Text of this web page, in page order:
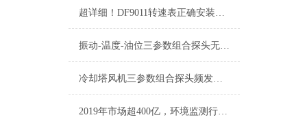
超详细！DF9011转速表正确安装步骤全指南
振动-温度-油位三参数组合探头无信号故障原因有哪些？
冷却塔风机三参数组合探头频发异常？振动、温度、油位故障分步自检+判断
2019年市场超400亿，环境监测行业迎优先机遇